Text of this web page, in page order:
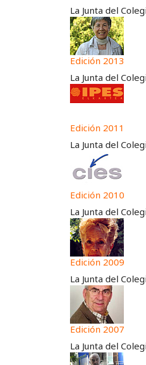
La Junta del
Edición 2013
La Junta del
Edición 2011
La Junta del
Edición 2010
La Junta del
Edición 2009
La Junta del
Edición 2007
La Junta del